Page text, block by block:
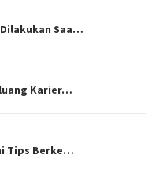
Saa…
Karier…
Tips Berke…